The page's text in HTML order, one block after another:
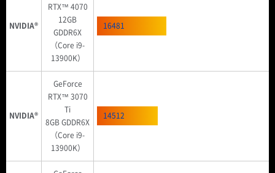
NVIDIA®
RTX™ 4070
12GB
GDDR6X
（Core i9-
13900K）
16481
NVIDIA®
GeForce
RTX™ 3070
Ti
8GB GDDR6X
（Core i9-
13900K）
14512